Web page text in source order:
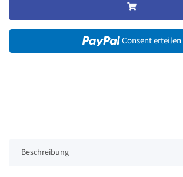
Consent erteilen
Beschreibung